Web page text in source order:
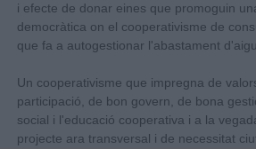
i efecte de donar eines que promoguin
democràtica on el cooperativisme de
que fa a autogestionar l'abastament
Un cooperativisme que impregna de
participació, de bon govern, de bona
social i l'educació cooperativa i a la
projecte ara transversal i de necessitat